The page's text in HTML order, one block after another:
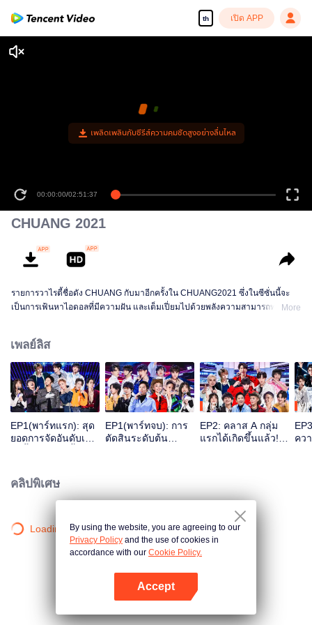
th เปิด APP
เพลิดเพลินกับซีรีส์ความคมชัดสูงอย่างลื่นไหล
00:00:00/02:51:37
CHUANG 2021
รายการวาไรตี้ชื่อดัง CHUANG กับมาอีกครั้งใน CHUANG2021 ซึ่งในซีซั่นนี้จะ
เป็นการเฟ้นหาไอดอลที่มีความฝัน และเต็มเปี่ยมไปด้วยพลังความสามารถทางการ
แค่เพียงในประเทศ ยังมีหนุ่ม ๆ บางคนมาจากต่างแดนอีกด้วย มาร่วมเชียร์และเป็น
กำลังใจให้กับหนุ่ม ๆ CHUANG2021 กันได้ผ่านทาง WeTV เท่านั้น
More
เพลย์ลิส
EP1(พาร์ทแรก): สุด
ยอดการจัดอันดับเด็ก
EP1(พาร์ทจบ): การ
ตัดสินระดับต้น
VIP
EP2: คลาส A กลุ่ม
แรกได้เกิดขึ้นแล้ว!
VIP
คว
คลิปพิเศษ
Loading…By using the website, you are agreeing to our
Privacy Policy and the use of cookies in
accordance with our Cookie Policy.
Accept